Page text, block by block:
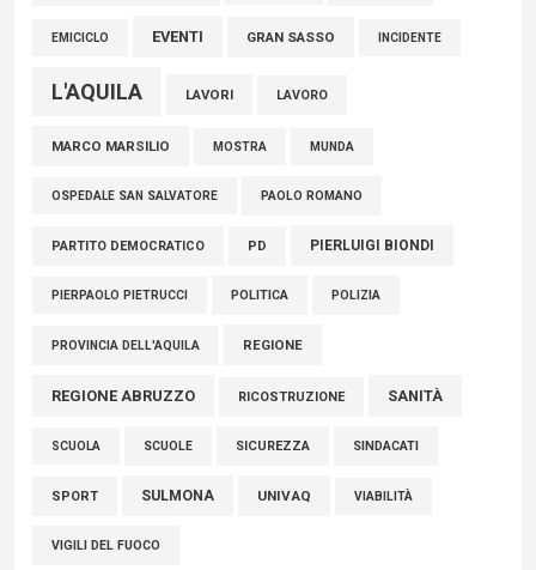
EMICICLO EVENTI GRAN SASSO INCIDENTE
L'AQUILA LAVORI LAVORO
MARCO MARSILIO MOSTRA MUNDA
OSPEDALE SAN SALVATORE PAOLO ROMANO
PARTITO DEMOCRATICO PD PIERLUIGI BIONDI
PIERPAOLO PIETRUCCI POLITICA POLIZIA
PROVINCIA DELL'AQUILA REGIONE
REGIONE ABRUZZO RICOSTRUZIONE SANITÀ
SCUOLA SCUOLE SICUREZZA SINDACATI
SPORT SULMONA UNIVAQ VIABILITÀ
VIGILI DEL FUOCO